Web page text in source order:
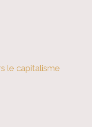
le capitalisme